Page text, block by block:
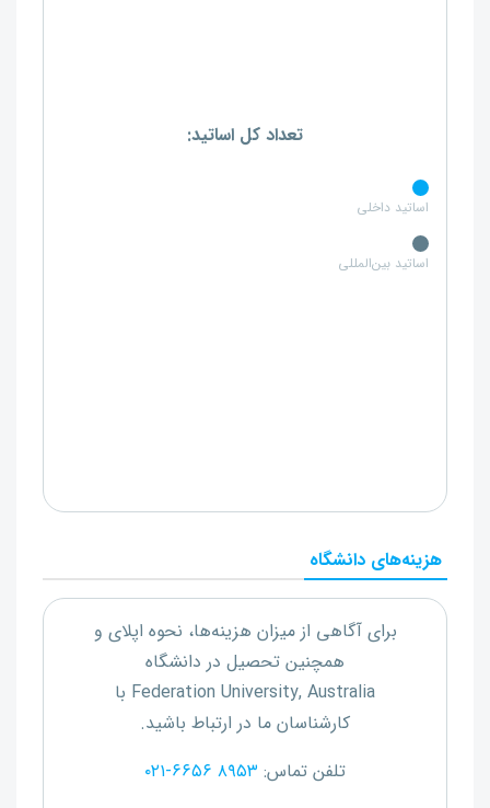
تعداد کل اساتید:
اساتید داخلی
اساتید بین‌المللی
هزینه‌های دانشگاه
برای آگاهی از میزان هزینه‌ها، نحوه اپلای و
همچنین تحصیل در دانشگاه
Federation University, Australia با
کارشناسان ما در ارتباط باشید.
تلفن تماس: ۰۲۱-۶۶۵۶ ۸۹۵۳